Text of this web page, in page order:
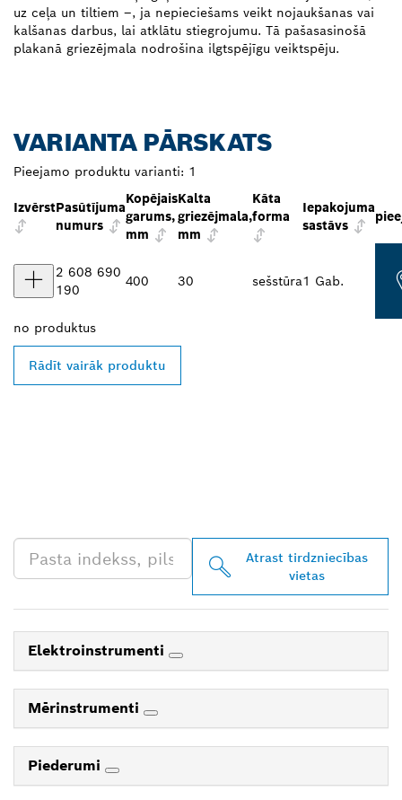
uz ceļa un tiltiem –, ja nepieciešams veikt nojaukšanas vai
kalšanas darbus, lai atklātu stiegrojumu. Tā pašasasinošā
plakanā griezējmala nodrošina ilgtspējīgu veiktspēju.
VARIANTA PĀRSKATS
Pieejamo produktu varianti: 1
IzvērstPasūtījuma
numurs
Kopējais
garums,
mm
Kalta
griezējmala,
mm
Kāta
forma
Iepakojuma
sastāvs
2 608 690
190
400 30 sešstūra1 Gab.
no produktus
Rādīt vairāk produktu
Atrast tirdzniecības
vietas
Elektroinstrumenti
Mērinstrumenti
Piederumi